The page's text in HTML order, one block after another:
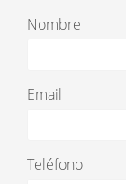
Nombre
Email
Teléfono